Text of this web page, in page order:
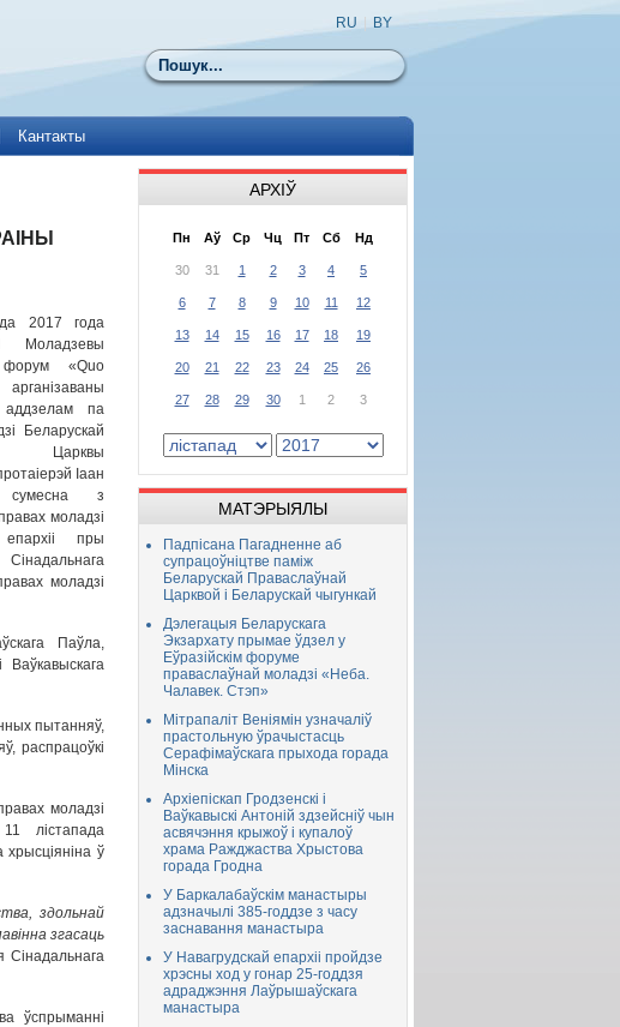
Пошук
RU BY
Кантакты
2017 года
Моладзевы
«Quo
аддзелам па
Беларускай
Царквы
Іаан
сумесна з
моладзі
епархіі пры
моладзі
Паўла,
пытанняў,
распрацоўкі
моладзі
лістапада
хрысціяніна ў
здольнай
згасаць
ўспрыманні
АРХІЎ
Пн Аў Ср Чц Пт Сб Нд
30 31 1 2 3 4 5
6 7 8 9 10 11 12
13 14 15 16 17 18 19
20 21 22 23 24 25 26
27 28 29 30 1 2 3
МАТЭРЫЯЛЫ
Падпісана Пагадненне аб
супрацоўніцтве паміж
Беларускай Праваслаўнай
Царквой і Беларускай чыгункай
Дэлегацыя Беларускага
Экзархату прымае ўдзел у
Еўразійскім форуме
праваслаўнай моладзі «Неба.
Чалавек. Стэп»
Мітрапаліт Веніямін узначаліў
прастольную ўрачыстасць
Серафімаўскага прыхода горада
Мінска
Архіепіскап Гродзенскі і
Ваўкавыскі Антоній здзейсніў чын
асвячэння крыжоў і купалоў
храма Ражджаства Хрыстова
горада Гродна
У Баркалабаўскім манастыры
адзначылі 385-годдзе з часу
заснавання манастыра
У Навагрудскай епархіі пройдзе
хрэсны ход у гонар 25-годдзя
адраджэння Лаўрышаўскага
манастыра